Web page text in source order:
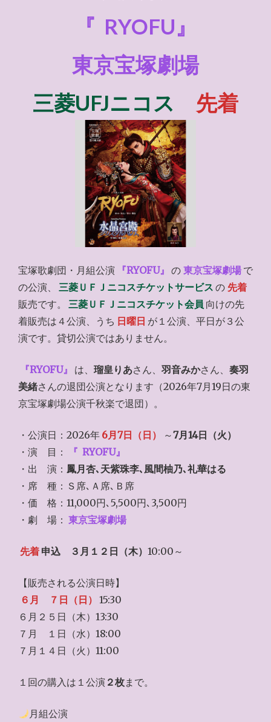
『 RYOFU』
東京宝塚劇場
三菱UFJニコス
先着
宝塚歌劇団・月組公演 『RYOFU』 の 東京宝塚劇場 で
の公演、
三菱ＵＦＪニコスチケットサービス の 先着
販売です。
三菱ＵＦＪニコスチケット会員 向けの先
着販売は４公演、うち 日曜日 が１公演、平日が３公
演です。貸切公演ではありません。
『RYOFU』 は、瑠皇りあさん、羽音みかさん、奏羽
美緒さんの退団公演となります（2026年7月19日の東
京宝塚劇場公演千秋楽で退団）。
・公演日：2026年 6月7日（日） ～7月14日（火）
・演 目：
『 RYOFU』
・出 演： 鳳月杏､天紫珠李､風間柚乃､礼華はる
・席 種：Ｓ席､Ａ席､Ｂ席
・価 格：11,000円､5,500円､3,500円
・劇 場： 東京宝塚劇場
先着 申込 ３月１２日（木）10:00～
【販売される公演日時】
６月 ７日（日）
15:30
６月２５日（木）13:30
７月 １日（水）18:00
７月１４日（火）11:00
１回の購入は１公演 ２枚まで。
月組公演